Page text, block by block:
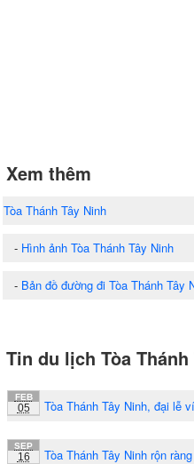
Xem thêm
Tòa Thánh Tây Ninh
- Hình ảnh Tòa Thánh Tây Ninh
- Bản đồ đường đi Tòa Thánh Tây
Tin du lịch Tòa Thánh
FEB
05 Tòa Thánh Tây Ninh, đại lễ
SEP
16 Tòa Thánh Tây Ninh rộn